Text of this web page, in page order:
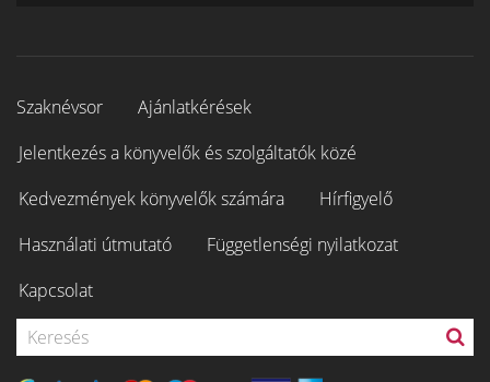
Szaknévsor
Ajánlatkérések
Jelentkezés a könyvelők és szolgáltatók közé
Kedvezmények könyvelők számára
Hírfigyelő
Használati útmutató
Függetlenségi nyilatkozat
Kapcsolat